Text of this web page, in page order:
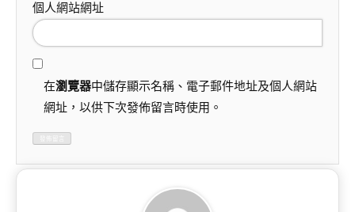
個人網站網址
在瀏覽器中儲存顯示名稱、電子郵件地址及個人網站
網址，以供下次發佈留言時使用。